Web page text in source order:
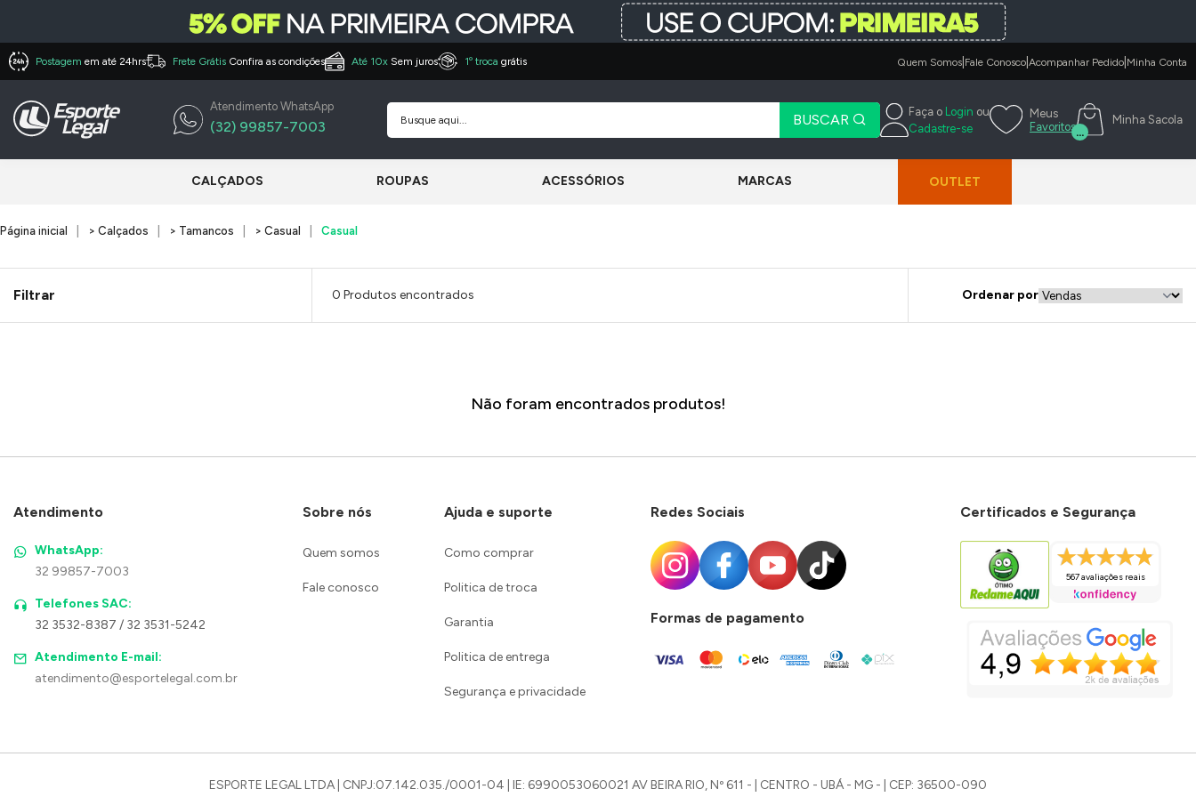
Postagem em até 24hrs Frete Grátis Confira as condições Até 10x Sem juros 1º troca grátis Quem Somos Fale Conosco Acompanhar Pedido Minha Conta
Atendimento WhatsApp
(32) 99857-7003 BUSCAR Faça o Login ou
Cadastre-se
Meus
Favoritos
Minha Sacola
...
CALÇADOS ROUPAS ACESSÓRIOS MARCAS OUTLET
Página inicial > Calçados > Tamancos > Casual Casual
Filtrar 0 Produtos encontrados Ordenar por
Não foram encontrados produtos!
Atendimento
WhatsApp:
32 99857-7003
Telefones SAC:
32 3532-8387 / 32 3531-5242
Atendimento E-mail:
atendimento@esportelegal.com.br
Sobre nós
Quem somos
Fale conosco
Ajuda e suporte
Como comprar
Politica de troca
Garantia
Politica de entrega
Segurança e privacidade
Redes Sociais
Formas de pagamento
Certificados e Segurança
567 avaliações reais
ESPORTE LEGAL LTDA | CNPJ:07.142.035./0001-04 | IE: 6990053060021 AV BEIRA RIO, Nº 611 - | CENTRO - UBÁ - MG - | CEP: 36500-090